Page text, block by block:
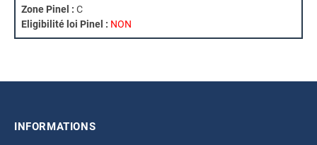
Zone Pinel : C
Eligibilité loi Pinel : NON
INFORMATIONS